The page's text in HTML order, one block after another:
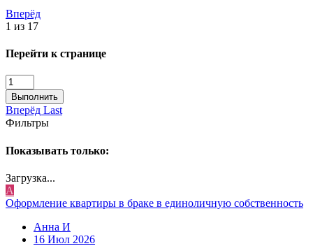
Вперёд
1 из 17
Перейти к странице
Выполнить
Вперёд Last
Фильтры
Показывать только:
Загрузка...
А
Оформление квартиры в браке в единоличную собственность
Анна И
16 Июл 2026